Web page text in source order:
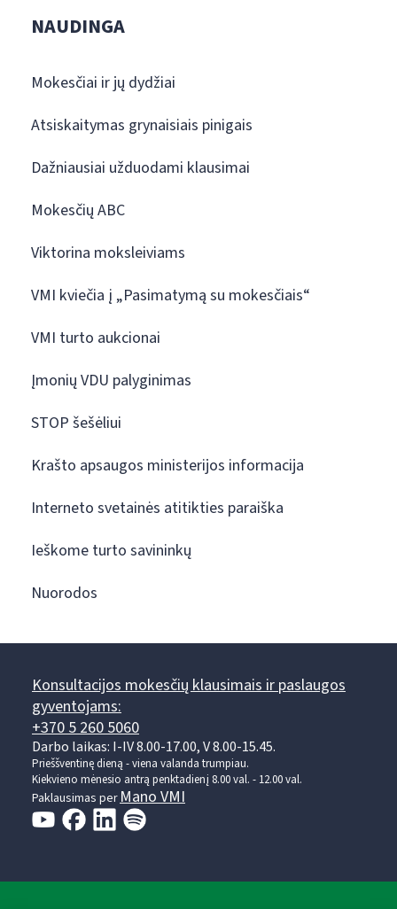
NAUDINGA
Mokesčiai ir jų dydžiai
Atsiskaitymas grynaisiais pinigais
Dažniausiai užduodami klausimai
Mokesčių ABC
Viktorina moksleiviams
VMI kviečia į „Pasimatymą su mokesčiais“
VMI turto aukcionai
Įmonių VDU palyginimas
STOP šešėliui
Krašto apsaugos ministerijos informacija
Interneto svetainės atitikties paraiška
Ieškome turto savininkų
Nuorodos
Konsultacijos mokesčių klausimais ir paslaugos
gyventojams:
+370 5 260 5060
Darbo laikas: I-IV 8.00-17.00, V 8.00-15.45.
Prieššventinę dieną - viena valanda trumpiau.
Kiekvieno mėnesio antrą penktadienį 8.00 val. - 12.00 val.
Paklausimas per Mano VMI